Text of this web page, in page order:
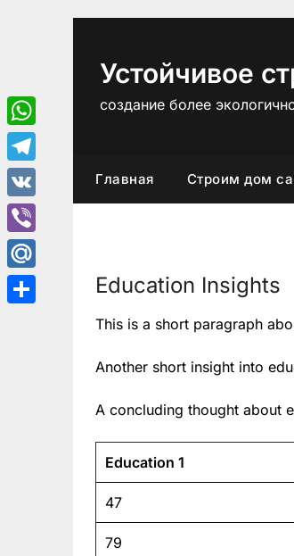
Устойчивое
создание более
Главная Строим дом
Education Insights
This is a short paragraph
Another short insight into
A concluding thought about
Education 1
47
79
WhatsApp
Telegram
VK
Viber
Mail.Ru